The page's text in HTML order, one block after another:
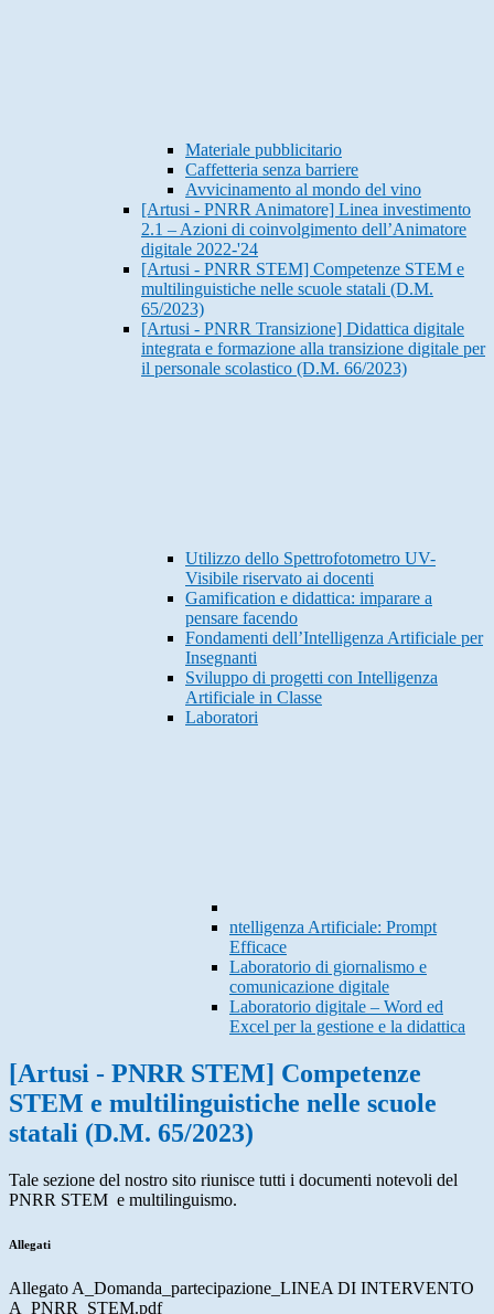
Materiale pubblicitario
Caffetteria senza barriere
Avvicinamento al mondo del vino
[Artusi - PNRR Animatore] Linea investimento
2.1 – Azioni di coinvolgimento dell’Animatore
digitale 2022-'24
[Artusi - PNRR STEM] Competenze STEM e
multilinguistiche nelle scuole statali (D.M.
65/2023)
[Artusi - PNRR Transizione] Didattica digitale
integrata e formazione alla transizione digitale per
il personale scolastico (D.M. 66/2023)
Utilizzo dello Spettrofotometro UV-
Visibile riservato ai docenti
Gamification e didattica: imparare a
pensare facendo
Fondamenti dell’Intelligenza Artificiale per
Insegnanti
Sviluppo di progetti con Intelligenza
Artificiale in Classe
Laboratori
ntelligenza Artificiale: Prompt
Efficace
Laboratorio di giornalismo e
comunicazione digitale
Laboratorio digitale – Word ed
Excel per la gestione e la didattica
[Artusi - PNRR STEM] Competenze
STEM e multilinguistiche nelle scuole
statali (D.M. 65/2023)
Tale sezione del nostro sito riunisce tutti i documenti notevoli del
PNRR STEM e multilinguismo.
Allegati
Allegato A_Domanda_partecipazione_LINEA DI INTERVENTO
A_PNRR_STEM.pdf